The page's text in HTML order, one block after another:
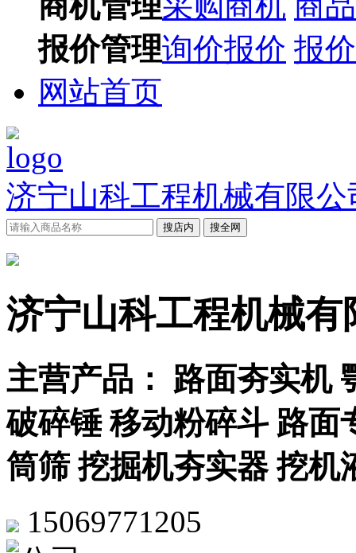
报价管理询价报价 报
网站首页
济宁山科工程机械有限公
搜店内 搜全网
济宁山科工程机械有
主营产品： 路面夯实机
破碎锤 移动粉碎斗 路面
筒筛 挖掘机夯实器 挖机
15069771205